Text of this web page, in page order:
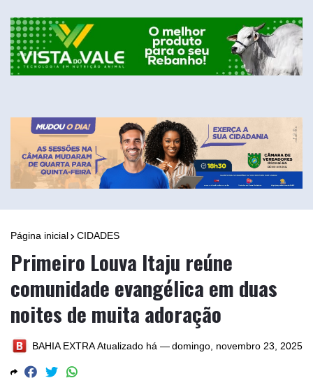
Página inicial CIDADES
Primeiro Louva Itaju reúne
comunidade evangélica em duas
noites de muita adoração
BAHIA EXTRAAtualizado há —domingo, novembro 23, 2025